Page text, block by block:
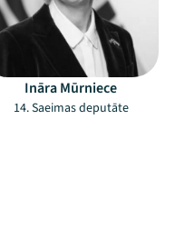
Ināra Mūrniece
14. Saeimas deputāte